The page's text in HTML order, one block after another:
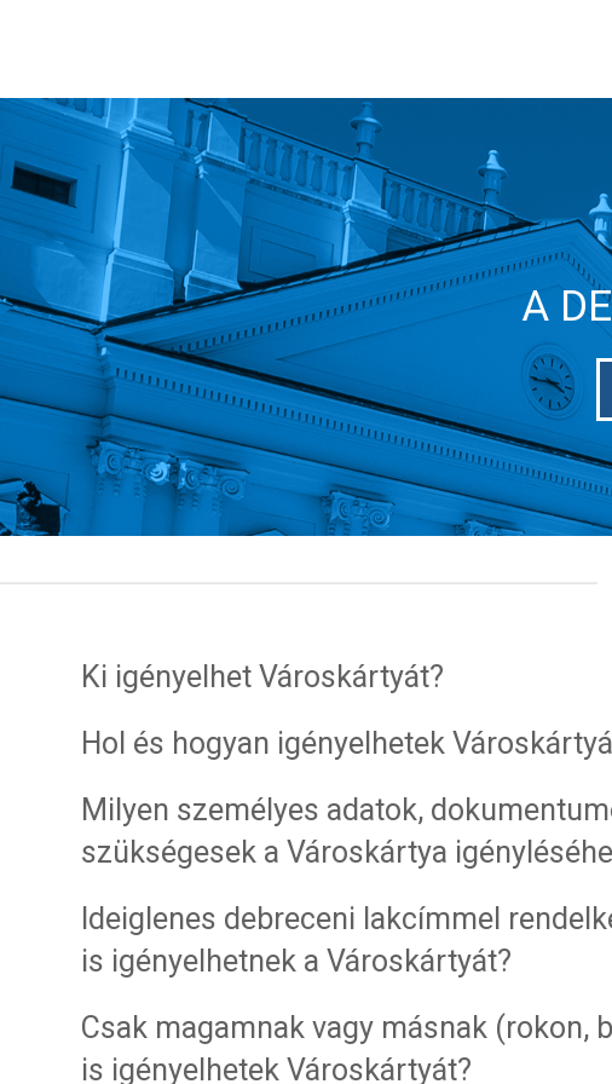
A
Ki igényelhet Városkártyát?
Hol és hogyan igényelhetek
Milyen személyes adatok,
szükségesek a Városkártya
Ideiglenes debreceni lakcímmel
is igényelhetnek a Városkártyát?
Csak magamnak vagy másnak (rokon,
is igényelhetek Városkártyát?